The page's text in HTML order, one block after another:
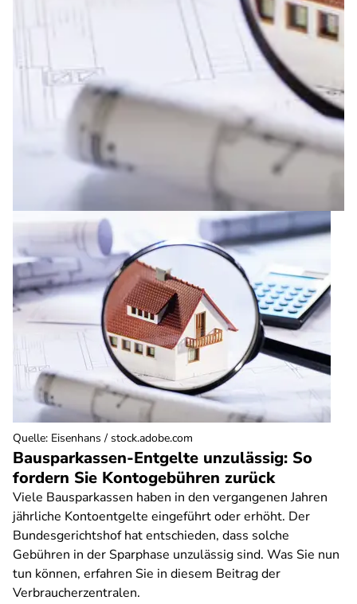
Bausparkassen-Entgelte unzulässig: So
fordern Sie Kontogebühren zurück
Viele Bausparkassen haben in den vergangenen Jahren
jährliche Kontoentgelte eingeführt oder erhöht. Der
Bundesgerichtshof hat entschieden, dass solche
Gebühren in der Sparphase unzulässig sind. Was Sie nun
tun können, erfahren Sie in diesem Beitrag der
Verbraucherzentralen.
Quelle: Eisenhans / stock.adobe.com